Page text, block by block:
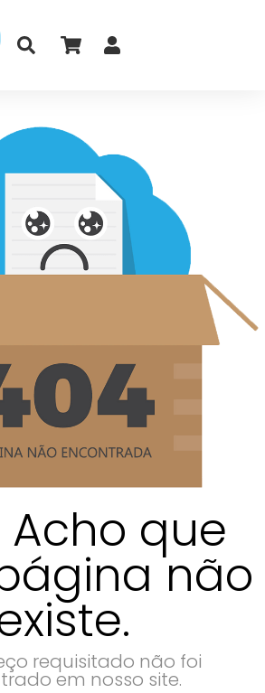
Acho que
não
requisitado não foi
em nosso site.